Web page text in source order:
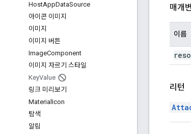
HostAppDataSource
아이콘 이미지
이미지
이미지 버튼
ImageComponent
이미지 자르기 스타일
KeyValue
링크 미리보기
Material Icon
탐색
알림
매개
이름
리턴